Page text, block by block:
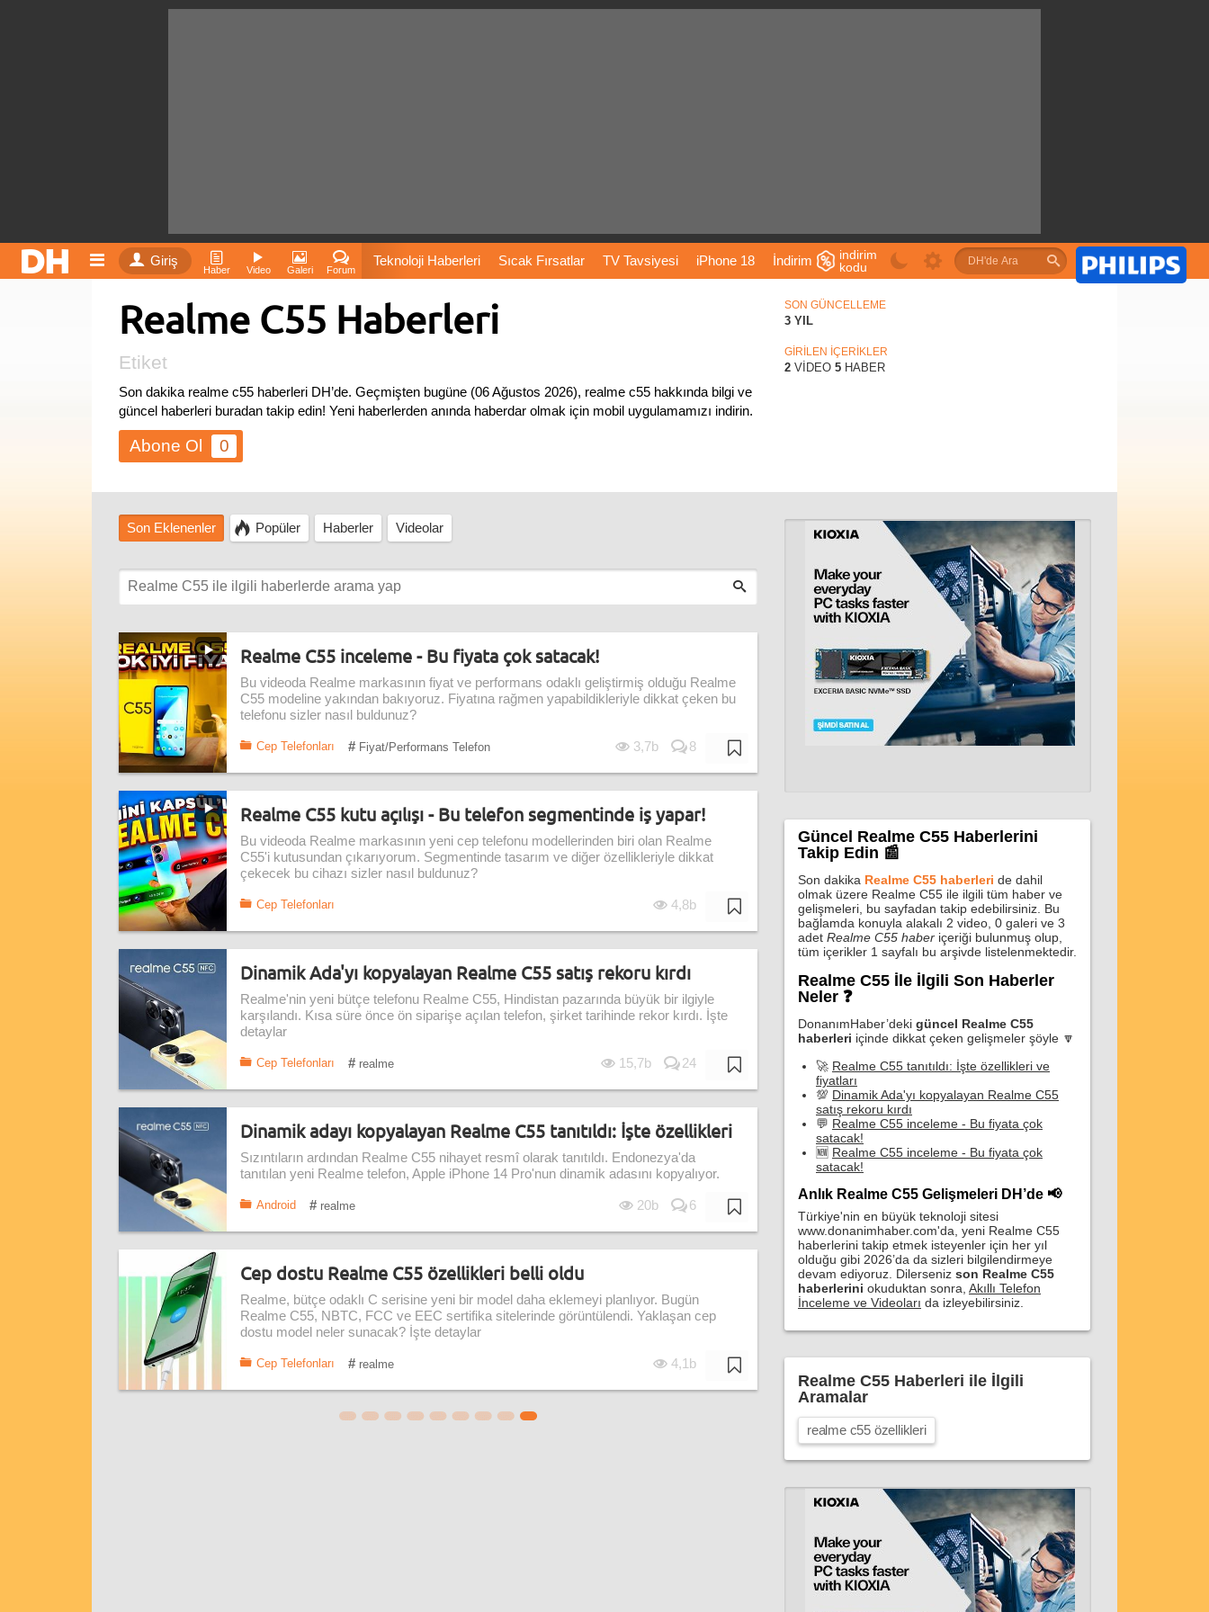
Giriş
Haber Video Galeri Forum
Teknoloji Haberleri Sıcak Fırsatlar TV Tavsiyesi iPhone 18 İndirim
Film Önerileri Türkiye İstasyonu
Önerileri
İnstagram Dondurma İnstagram Çöktü Mü
indirim
kodu
Realme C55 Haberleri
Etiket
Son dakika realme c55 haberleri DH’de. Geçmişten bugüne (06 Ağustos 2026), realme c55 hakkında bilgi ve
güncel haberleri buradan takip edin! Yeni haberlerden anında haberdar olmak için mobil uygulamamızı indirin.
0
SON GÜNCELLEME
3 YIL
GİRİLEN İÇERİKLER
2 VİDEO 5 HABER
Son Eklenenler Popüler Haberler Videolar
Realme C55 inceleme - Bu fiyata çok satacak!
Bu videoda Realme markasının fiyat ve performans odaklı geliştirmiş olduğu Realme
C55 modeline yakından bakıyoruz. Fiyatına rağmen yapabildikleriyle dikkat çeken bu
telefonu sizler nasıl buldunuz?
Cep Telefonları # Fiyat/Performans Telefon 3,7b 8
Realme C55 kutu açılışı - Bu telefon segmentinde iş yapar!
Bu videoda Realme markasının yeni cep telefonu modellerinden biri olan Realme
C55'i kutusundan çıkarıyorum. Segmentinde tasarım ve diğer özellikleriyle dikkat
çekecek bu cihazı sizler nasıl buldunuz?
Cep Telefonları 4,8b
Dinamik Ada'yı kopyalayan Realme C55 satış rekoru kırdı
Realme'nin yeni bütçe telefonu Realme C55, Hindistan pazarında büyük bir ilgiyle
karşılandı. Kısa süre önce ön siparişe açılan telefon, şirket tarihinde rekor kırdı. İşte
detaylar
Cep Telefonları # realme 15,7b 24
Dinamik adayı kopyalayan Realme C55 tanıtıldı: İşte özellikleri
Sızıntıların ardından Realme C55 nihayet resmî olarak tanıtıldı. Endonezya'da
tanıtılan yeni Realme telefon, Apple iPhone 14 Pro'nun dinamik adasını kopyalıyor.
Android # realme 20b 6
Cep dostu Realme C55 özellikleri belli oldu
Realme, bütçe odaklı C serisine yeni bir model daha eklemeyi planlıyor. Bugün
Realme C55, NBTC, FCC ve EEC sertifika sitelerinde görüntülendi. Yaklaşan cep
dostu model neler sunacak? İşte detaylar
Cep Telefonları # realme 4,1b
Güncel Realme C55 Haberlerini
Takip Edin 📰
Son dakika Realme C55 haberleri de dahil
olmak üzere Realme C55 ile ilgili tüm haber ve
gelişmeleri, bu sayfadan takip edebilirsiniz. Bu
bağlamda konuyla alakalı 2 video, 0 galeri ve 3
adet Realme C55 haber içeriği bulunmuş olup,
tüm içerikler 1 sayfalı bu arşivde listelenmektedir.
Realme C55 İle İlgili Son Haberler
Neler ❓
DonanımHaber’deki güncel Realme C55
haberleri içinde dikkat çeken gelişmeler şöyle 🔽
🚀 Realme C55 tanıtıldı: İşte özellikleri ve
fiyatları
💯 Dinamik Ada'yı kopyalayan Realme C55
satış rekoru kırdı
💬 Realme C55 inceleme - Bu fiyata çok
satacak!
🆕 Realme C55 inceleme - Bu fiyata çok
satacak!
Anlık Realme C55 Gelişmeleri DH’de 📢
Türkiye'nin en büyük teknoloji sitesi
www.donanimhaber.com'da, yeni Realme C55
haberlerini takip etmek isteyenler için her yıl
olduğu gibi 2026’da da sizleri bilgilendirmeye
devam ediyoruz. Dilerseniz son Realme C55
haberlerini okuduktan sonra, Akıllı Telefon
İnceleme ve Videoları da izleyebilirsiniz.
Realme C55 Haberleri ile İlgili
Aramalar
realme c55 özellikleri